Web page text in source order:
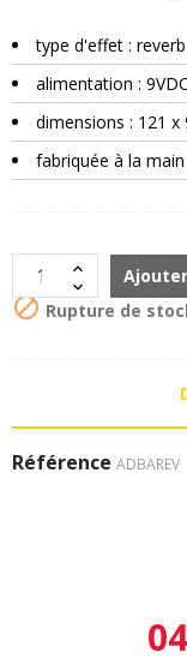
type d'effet : reverb
alimentation :
dimensions : 121 x
fabriquée à la
 Rupture de
Référence ADBAREV